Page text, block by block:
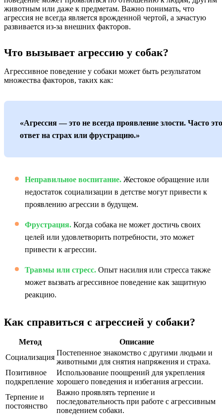
животным или даже к предметам. Важно понимать, что
агрессия не всегда является врожденной чертой, а зачастую
развивается из-за внешних факторов.
Что вызывает агрессию у собак?
Агрессивное поведение у собаки может быть результатом
множества факторов, таких как:
«Агрессия — это не всегда проявление злости. Часто это
ответ на страх или фрустрацию.»
Неправильное воспитание. Жестокое обращение или
недостаток социализации в детстве могут привести к
проявлению агрессии в будущем.
Фрустрация. Когда собака не может достичь своих
целей или удовлетворить потребности, это может
привести к агрессии.
Травмы или стресс. Опыт насилия или стресса также
может вызвать агрессивное поведение как защитную
реакцию.
Как справиться с агрессией у собаки?
Метод
Описание
Социализация
Постепенное знакомство с другими людьми и
животными для снятия напряжения и страха.
Позитивное
подкрепление
Использование поощрений для укрепления
хорошего поведения и избегания агрессии.
Терпение и
постоянство
Важно проявлять терпение и
последовательность при работе с агрессивным
поведением собаки.